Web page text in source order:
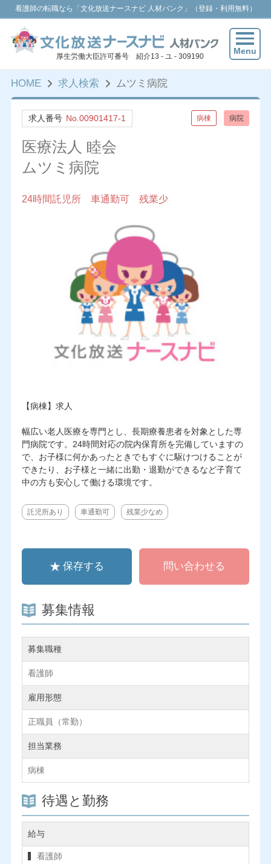
看護師の転職なら「文化放送ナースナビ 人材バンク」（登録・利用無料）
厚生労働大臣許可番号 紹介13 - ユ - 309190
Menu
HOME 求人検索 ムツミ病院
求人番号 No.00901417-1 病棟 病院
医療法人 睦会
ムツミ病院
24時間託児所 車通勤可 残業少
【病棟】求人
幅広い老人医療を専門とし、長期療養患者を対象とした専
門病院です。24時間対応の院内保育所を完備していますの
で、お子様に何かあったときでもすぐに駆けつけることが
できたり、お子様と一緒に出勤・退勤ができるなど子育て
中の方も安心して働ける環境です。
託児所あり 車通勤可 残業少なめ
保存する 問い合わせる
募集情報
募集職種
看護師
雇用形態
正職員（常勤）
担当業務
病棟
待遇と勤務
給与
看護師